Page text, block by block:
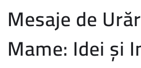
Mesaje de
Mame: Idei și